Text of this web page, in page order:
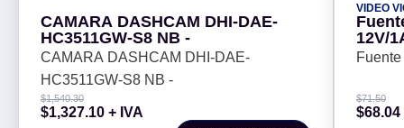
CAMARA DASHCAM DHI-DAE-
HC3511GW-S8 NB -
CAMARA DASHCAM DHI-DAE-
HC3511GW-S8 NB -
$1,540.30
$1,327.10 + IVA
VIDEO
12V/
$71.50
$68.04